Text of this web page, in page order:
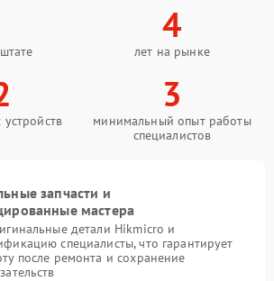
Подробнее →
Подробнее →
защиты
1500 ₽
4
лет на рынке
3
минимальный опыт работы
специалистов
запчасти и
мастера
детали Hikmicro и
специалисты, что гарантирует
после ремонта и сохранение